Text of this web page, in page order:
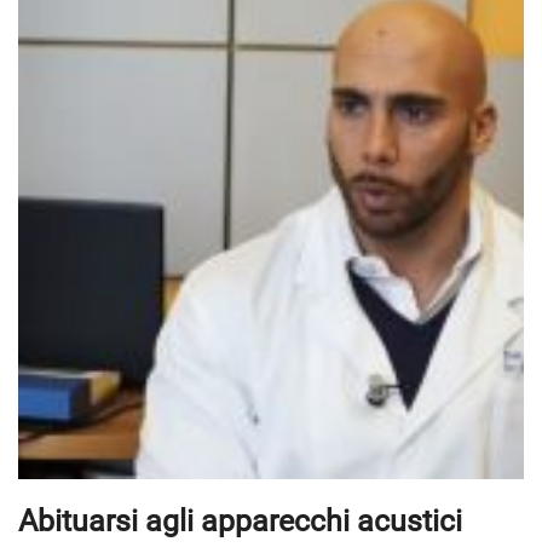
Abituarsi agli apparecchi acustici